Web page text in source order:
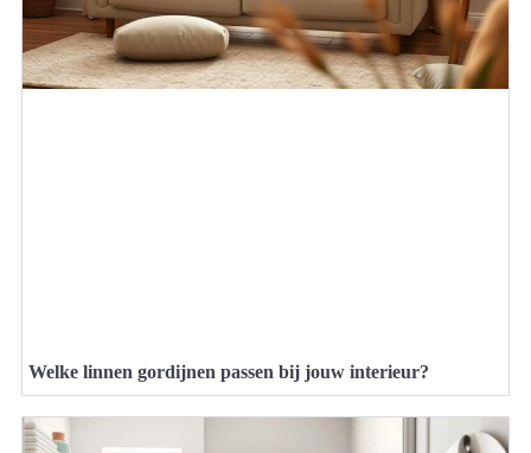
Welke linnen gordijnen passen bij jouw interieur?